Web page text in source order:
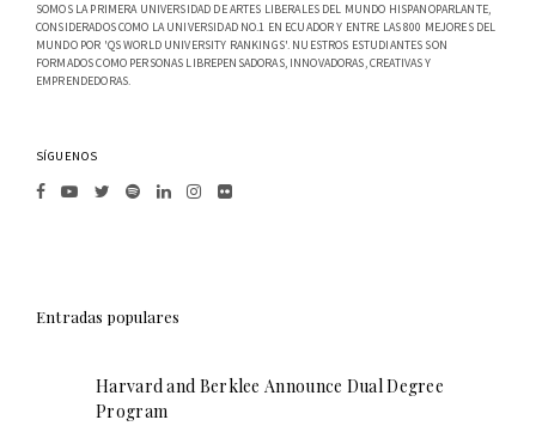
SOMOS LA PRIMERA UNIVERSIDAD DE ARTES LIBERALES DEL MUNDO HISPANOPARLANTE,
CONSIDERADOS COMO LA UNIVERSIDAD NO.1 EN ECUADOR Y ENTRE LAS 800 MEJORES DEL
MUNDO POR 'QS WORLD UNIVERSITY RANKINGS'. NUESTROS ESTUDIANTES SON
FORMADOS COMO PERSONAS LIBREPENSADORAS, INNOVADORAS, CREATIVAS Y
EMPRENDEDORAS.
SÍGUENOS
Entradas populares
Harvard and Berklee Announce Dual Degree
Program